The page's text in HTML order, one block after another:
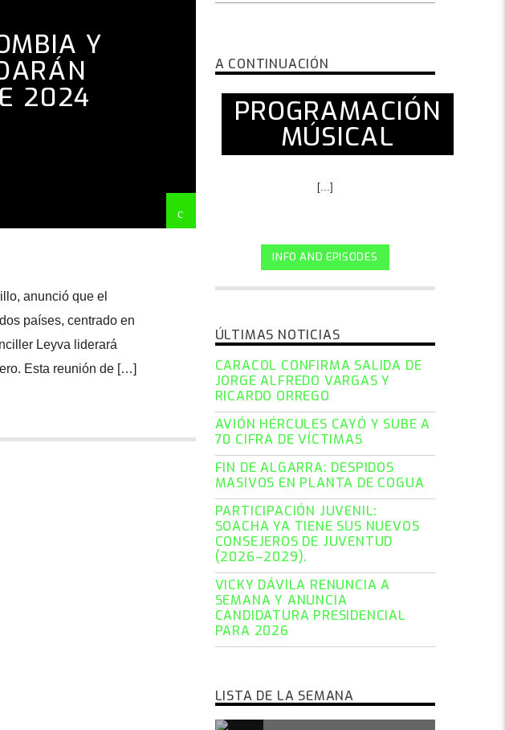
Y
2024
anunció que el
países, centrado en
Leyva liderará
Esta reunión de […]
A CONTINUACIÓN
PROGRAMACIÓN
MÚSICAL
[...]
INFO AND EPISODES
ÚLTIMAS NOTICIAS
CARACOL CONFIRMA SALIDA DE
JORGE ALFREDO VARGAS Y
RICARDO ORREGO
AVIÓN HÉRCULES CAYÓ Y SUBE A
70 CIFRA DE VÍCTIMAS
FIN DE ALGARRA: DESPIDOS
MASIVOS EN PLANTA DE COGUA
PARTICIPACIÓN JUVENIL:
SOACHA YA TIENE SUS NUEVOS
CONSEJEROS DE JUVENTUD
(2026–2029).
VICKY DÁVILA RENUNCIA A
SEMANA Y ANUNCIA
CANDIDATURA PRESIDENCIAL
PARA 2026
LISTA DE LA SEMANA